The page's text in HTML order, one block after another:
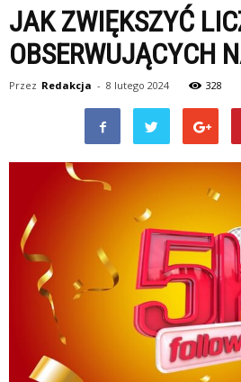
JAK ZWIĘKSZYĆ
OBSERWUJĄCYCH
Przez Redakcja - 8 lutego 2024 328